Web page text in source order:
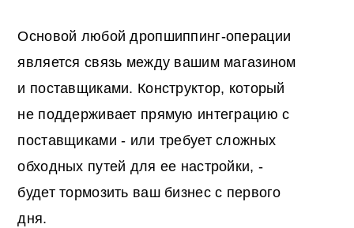
Основой любой дропшиппинг-операции
является связь между вашим магазином
и поставщиками. Конструктор, который
не поддерживает прямую интеграцию с
поставщиками - или требует сложных
обходных путей для ее настройки, -
будет тормозить ваш бизнес с первого
дня.